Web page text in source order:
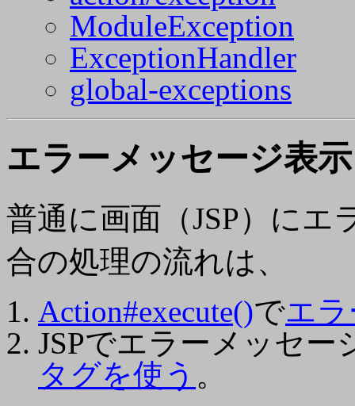
ModuleException
ExceptionHandler
global-exceptions
エラーメッセージ表示
普通に画面（JSP）にエ
合の処理の流れは、
Action#execute()でエ
JSPでエラーメッセー
タグを使う 。